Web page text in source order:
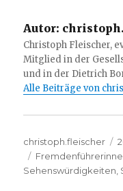
Autor:
Christoph Fleischer,
Mitglied in der
und in der Dietrich
Alle Beiträge von
Autor
christoph.fleischer
Schlagwörter
Sehenswürdigkeiten